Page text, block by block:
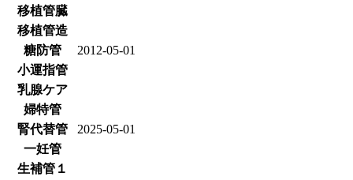
移植管臓
移植管造
糖防管
2012-05-01
小運指管
乳腺ケア
婦特管
腎代替管
2025-05-01
一妊管
生補管１